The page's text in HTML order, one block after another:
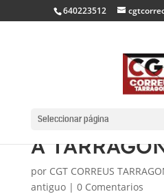
640223512
Seleccionar página
A
por CGT CORREUS
antiguo| 0 Comentarios